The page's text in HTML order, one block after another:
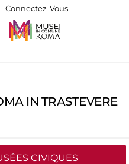
Connectez-Vous
IN TRASTEVERE
CIVIQUES